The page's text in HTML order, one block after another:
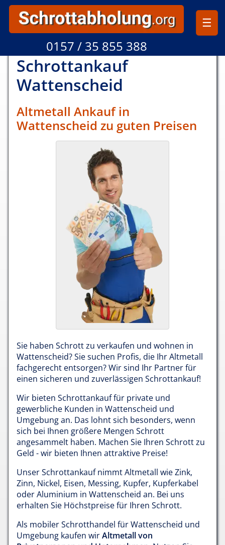
0157 / 35 855 388
Schrottankauf
Watten­scheid
Altmetall Ankauf in
Wattenscheid zu guten Preisen
Sie haben Schrott zu verkaufen und wohnen in
Wattenscheid? Sie suchen Profis, die Ihr Altmetall
fachgerecht entsorgen? Wir sind Ihr Partner für
einen sicheren und zuverlässigen Schrottankauf!
Wir bieten Schrottankauf für private und
gewerbliche Kunden in Wattenscheid und
Umgebung an. Das lohnt sich besonders, wenn
sich bei Ihnen größere Mengen Schrott
angesammelt haben. Machen Sie Ihren Schrott zu
Geld - wir bieten Ihnen attraktive Preise!
Unser Schrottankauf nimmt Altmetall wie Zink,
Zinn, Nickel, Eisen, Messing, Kupfer, Kupferkabel
oder Aluminium in Wattenscheid an. Bei uns
erhalten Sie Höchstpreise für Ihren Schrott.
Als mobiler Schrotthandel für Wattenscheid und
Umgebung kaufen wirAltmetall von
☰